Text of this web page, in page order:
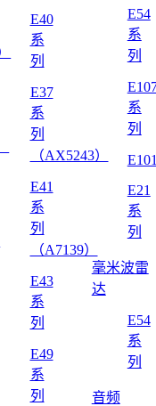
E40
系
列
E37
系
列
（AX5243）
E41
系
列
（A7139）
E43
系
列
E49
系
列
E54
系
列
系
列
E21
系
列
毫米波雷
达
E54
系
列
音频